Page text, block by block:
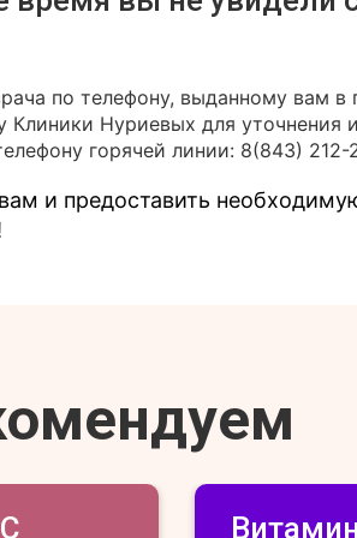
по телефону, выданному вам
Клиники Нуриевых для уточнения
горячей линии: 8(843) 212-
и предоставить